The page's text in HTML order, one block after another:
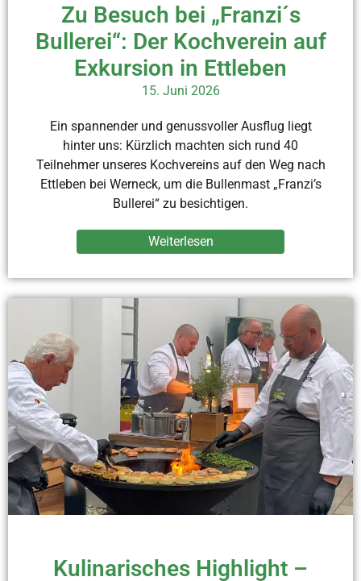
Zu Besuch bei „Franzi´s
Bullerei“: Der Kochverein auf
Exkursion in Ettleben
15. Juni 2026
Ein spannender und genussvoller Ausflug liegt
hinter uns: Kürzlich machten sich rund 40
Teilnehmer unseres Kochvereins auf den Weg nach
Ettleben bei Werneck, um die Bullenmast „Franzi’s
Bullerei“ zu besichtigen.
Weiterlesen
Kulinarisches Highlight –